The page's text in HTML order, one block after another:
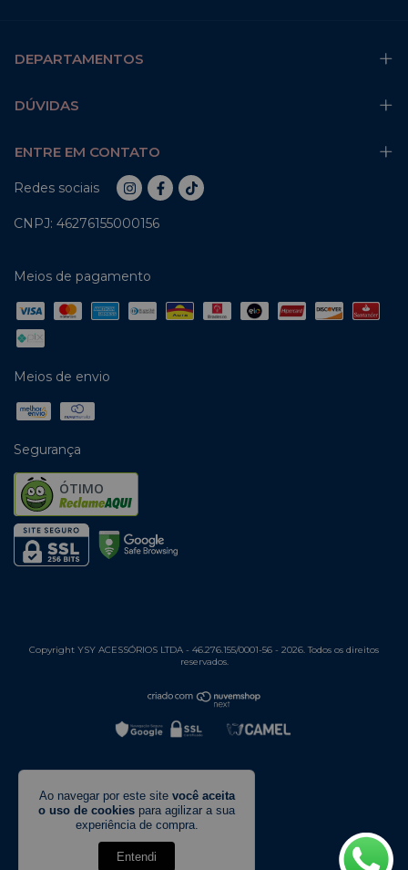
Ao navegar por este site você aceita
o uso de cookies para agilizar a sua
experiência de compra.
Entendi
DEPARTAMENTOS
DÚVIDAS
ENTRE EM CONTATO
Redes sociais
CNPJ: 46276155000156
Meios de pagamento
Meios de envio
Segurança
ÓTIMO
Copyright YSY ACESSÓRIOS LTDA - 46.276.155/0001-56 - 2026. Todos os direitos
reservados.